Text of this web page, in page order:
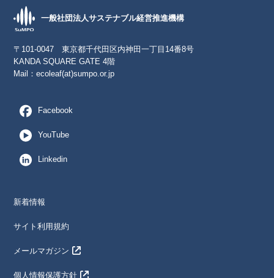
一般社団法人サステナブル経営推進機構
〒101-0047 東京都千代田区内神田一丁目14番8号
KANDA SQUARE GATE 4階
Mail：ecoleaf(at)sumpo.or.jp
Facebook
YouTube
Linkedin
新着情報
サイト利用規約
メールマガジン
個人情報保護方針